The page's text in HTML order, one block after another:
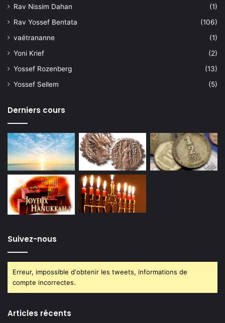
Rav Nissim Dahan
(1)
Rav Yossef Bentata
(106)
vaétrananne
(1)
Yoni Krief
(2)
Yossef Rozenberg
(13)
Yossef Sellem
(5)
Derniers cours
Suivez-nous
Erreur, impossible d'obtenir les tweets, informations de
compte incorrectes.
Articles récents